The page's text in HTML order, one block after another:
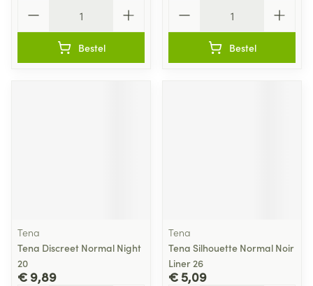
Bestel Bestel
Tena
Tena Discreet Normal Night
20
€ 9,89
Tena
Tena Silhouette Normal Noir
Liner 26
€ 5,09